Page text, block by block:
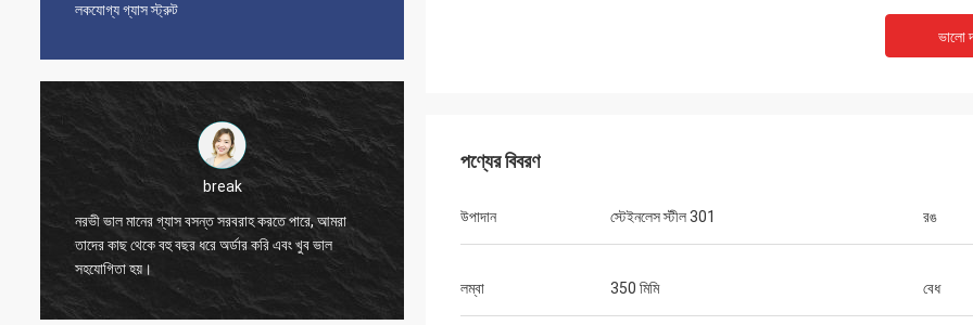
লকযোগ্য গ্যাস স্ট্রুট
break
নরভী ভাল মানের গ্যাস বসন্ত সরবরাহ করতে পারে, আমরা
তাদের কাছ থেকে বহু বছর ধরে অর্ডার করি এবং খুব ভাল
সহযোগিতা হয়।
মার্কিন যুক্তরাষ্ট্র থেকে বিল
আমরা 2005 সাল থেকে নরভি থেকে সংগীত উপাদানগুলির
আমরা নরভিকে 10 বছরেরও বেশি
আমরা তামাক পুশার ঝর্ণা অর্ডার
ভালো
পণ্যের বিবরণ
উপাদান স্টেইনলেস স্টীল 301 রঙ
লম্বা 350 মিমি বেধ